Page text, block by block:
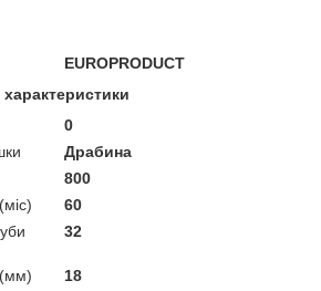
EUROPRODUCT
0
Драбина
800
60
32
18